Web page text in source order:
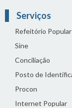
Serviços
Refeitório Popular
Sine
Conciliação
Posto de
Procon
Internet Popular